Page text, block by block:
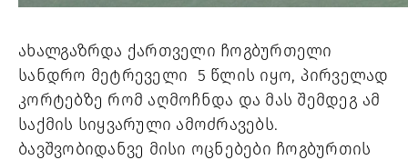
ახალგაზრდა ქართველი ჩოგბურთელი
სანდრო მეტრეველი  5 წლის იყო, პირველად
კორტებზე რომ აღმოჩნდა და მას შემდეგ ამ
საქმის სიყვარული ამოძრავებს.
ბავშვობიდანვე მისი ოცნებები ჩოგბურთის